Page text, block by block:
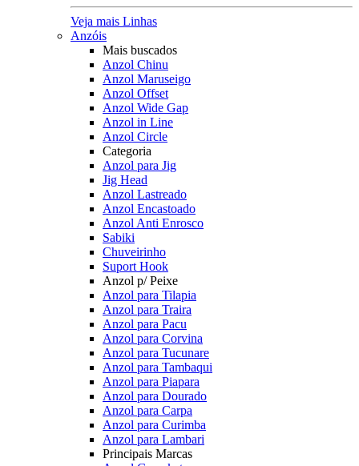
Veja mais Linhas
Anzóis
Mais buscados
Anzol Chinu
Anzol Maruseigo
Anzol Offset
Anzol Wide Gap
Anzol in Line
Anzol Circle
Categoria
Anzol para Jig
Jig Head
Anzol Lastreado
Anzol Encastoado
Anzol Anti Enrosco
Sabiki
Chuveirinho
Suport Hook
Anzol p/ Peixe
Anzol para Tilapia
Anzol para Traira
Anzol para Pacu
Anzol para Corvina
Anzol para Tucunare
Anzol para Tambaqui
Anzol para Piapara
Anzol para Dourado
Anzol para Carpa
Anzol para Curimba
Anzol para Lambari
Principais Marcas